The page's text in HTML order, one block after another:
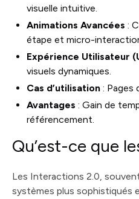
visuelle intuitive.
Animations Avancées :
étape et micro-
Expérience Utilisateur
visuels dynamiques.
Cas d’utilisation :
Avantages : Gain de
référencement.
Qu’est-ce que
Les Interactions 2.0,
systèmes plus sophistiqués